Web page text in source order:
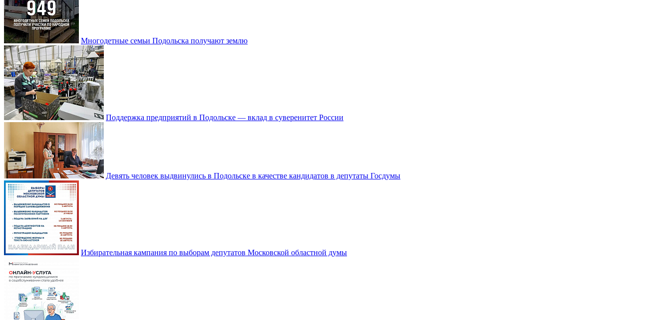
Многодетные семьи Подольска получают землю
Поддержка предприятий в Подольске — вклад в суверенитет России
Девять человек выдвинулись в Подольске в качестве кандидатов в депутаты Госдумы
Избирательная кампания по выборам депутатов Московской областной думы